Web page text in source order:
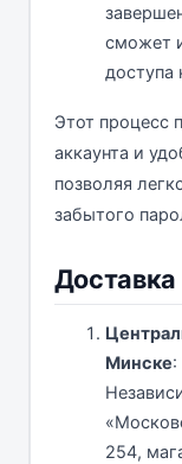
сможет
доступа
Этот процесс
аккаунта и
позволяя
забытого
Доставка
Минске:
254,